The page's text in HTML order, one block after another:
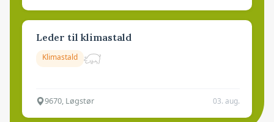
Leder til klimastald
Klimastald
9670, Løgstør 03. aug.